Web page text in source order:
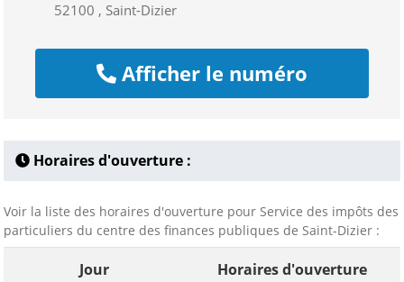
52100 , Saint-Dizier
Afficher le numéro
Horaires d'ouverture :
Voir la liste des horaires d'ouverture pour Service des impôts des
particuliers du centre des finances publiques de Saint-Dizier :
Jour Horaires d'ouverture